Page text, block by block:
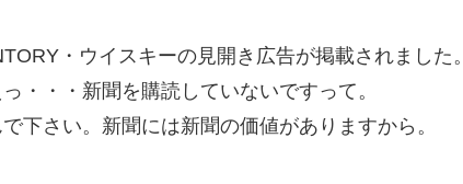
・ウイスキーの見開き広告が掲載されました。
・・・新聞を購読していないですって。
下さい。新聞には新聞の価値がありますから。